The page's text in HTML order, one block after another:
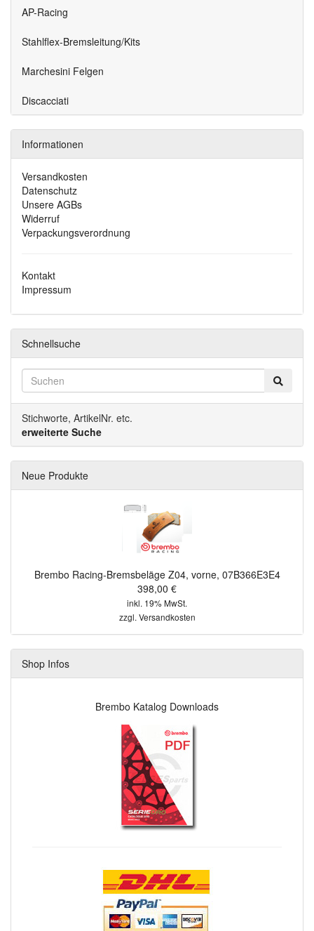
AP-Racing
Stahlflex-Bremsleitung/Kits
Marchesini Felgen
Discacciati
Informationen
Versandkosten
Datenschutz
Unsere AGBs
Widerruf
Verpackungsverordnung
Kontakt
Impressum
Schnellsuche
Stichworte, ArtikelNr. etc.
erweiterte Suche
Neue Produkte
Brembo Racing-Bremsbeläge Z04, vorne, 07B366E3E4
398,00 €
inkl. 19% MwSt.
zzgl. Versandkosten
Shop Infos
Brembo Katalog Downloads